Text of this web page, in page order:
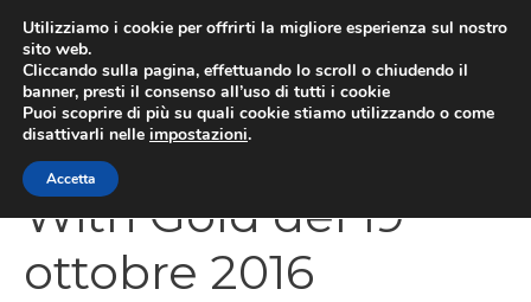
contenuto
Xbox Live: Deals
With Gold del 19
ottobre 2016
Utilizziamo i cookie per offrirti la migliore esperienza sul nostro
sito web.
Cliccando sulla pagina, effettuando lo scroll o chiudendo il
banner, presti il consenso all’uso di tutti i cookie
Puoi scoprire di più su quali cookie stiamo utilizzando o come
disattivarli nelle impostazioni.
Accetta